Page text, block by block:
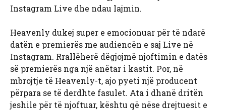
Instagram Live dhe ndau lajmin.
Heavenly dukej super e emocionuar për të ndarë
datën e premierës me audiencën e saj Live në
Instagram. Rrallëherë dëgjojmë njoftimin e datës
së premierës nga një anëtar i kastit. Por, në
mbrojtje të Heavenly-t, ajo pyeti një producent
përpara se të derdhte fasulet. Ata i dhanë dritën
jeshile për të njoftuar, kështu që nëse drejtuesit e